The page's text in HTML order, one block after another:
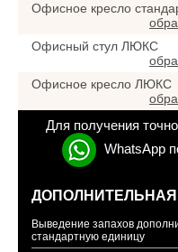
Офисное кресло
Офисный стул ЛЮКС
Офисное кресло ЛЮКС
Для получения
WhatsApp
Выведение запахов
стандартную единицу